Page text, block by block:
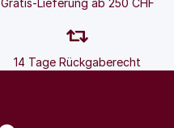
Gratis-Lieferung ab 250 CHF
14 Tage Rückgaberecht